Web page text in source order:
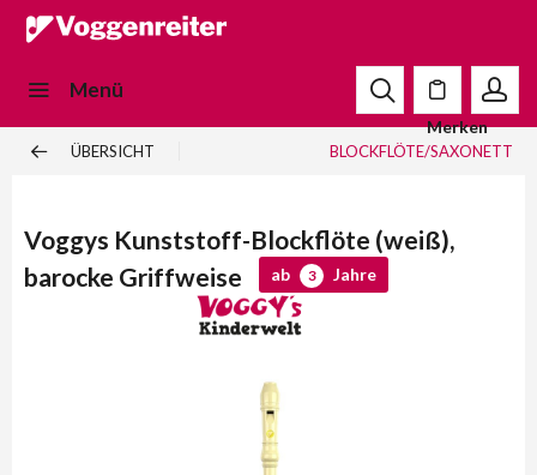
Menü
Merken
ÜBERSICHT BLOCKFLÖTE/SAXONETT
Voggys Kunststoff-Blockflöte (weiß),
barocke Griffweise
ab 3 Jahre